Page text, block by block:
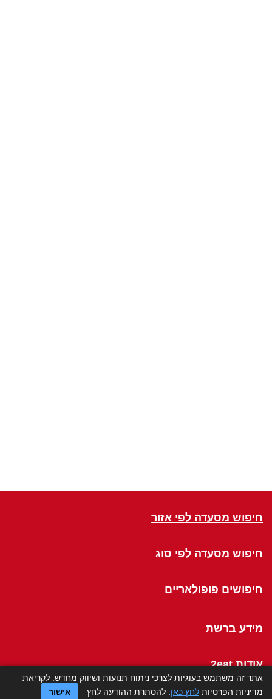
חיפוש מסעדה לפי אזור
חיפוש מסעדה לפי סוג
חיפושים פופולאריים
מידע ברשת
אודות 2eat
Click a Table
אתר זה משתמש בעוגיות לצרכי ניתוח תנועות ושיווק מחדש. לקריאת
מדיניות הפרטיות לחץ כאן . להסתרת ההודעה לחץ אישור